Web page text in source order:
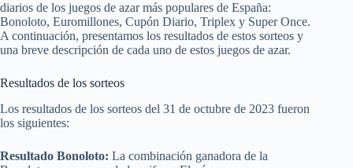
diarios de los juegos de azar más populares de España:
Bonoloto, Euromillones, Cupón Diario, Triplex y Super Once.
A continuación, presentamos los resultados de estos sorteos y
una breve descripción de cada uno de estos juegos de azar.
Resultados de los sorteos
Los resultados de los sorteos del 31 de octubre de 2023 fueron
los siguientes:
Resultado Bonoloto: La combinación ganadora de la